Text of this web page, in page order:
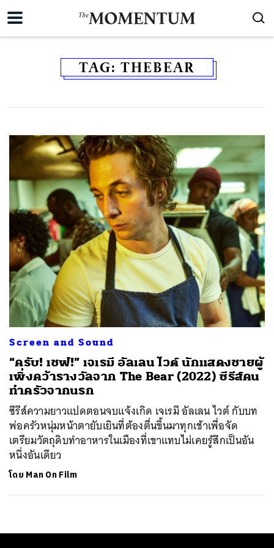
TAG: THEBEAR
Screen and Sound
“ครับ! เชฟ!” เจเรมี อัลเลน ไวต์ นักแสดงชายผู้
เพิ่งคว้ารางวัลจาก The Bear (2022) ซีรีส์คน
ทำครัวจากนรก
ซีรีส์ความยาวแปดตอนจบแจ้งเกิด เจเรมี อัลเลน ไวต์ กับบท
พ่อครัวหนุ่มหน้าตายับเยินที่ต้องตื่นขึ้นมาทุกเช้าเพื่อจัด
เตรียมวัตถุดิบทำอาหารในเมืองที่เขาแทบไม่เคยรู้สึกเป็นอัน
หนึ่งอันเดียว
โดย Man On Film
ค้นหา
SHARE TWEET LINE EMAIL